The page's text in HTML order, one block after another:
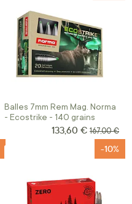
Balles 7mm Rem Mag. Norma
- Ecostrike - 140 grains
Prix Spécial
133,60 € Prix normal
167,00 €
-10%